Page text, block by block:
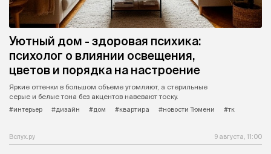
Уютный дом - здоровая психика:
психолог о влиянии освещения,
цветов и порядка на настроение
Яркие оттенки в большом объеме утомляют, а стерильные
серые и белые тона без акцентов навевают тоску.
#интерьер
#дизайн #дом #квартира #новости Тюмени #тк
Вслух.ру 9 августа, 11:00